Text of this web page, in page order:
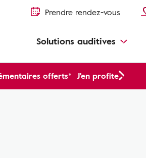
Prendre rendez-vous
Solutions auditives
offerts* J'en profite